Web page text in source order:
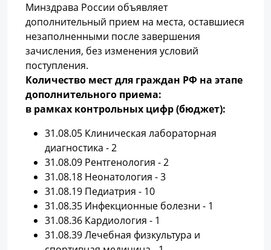
Минздрава России объявляет
дополнительный прием на места, оставшиеся
незаполненными после завершения
зачисления, без изменения условий
поступления.
Количество мест для граждан РФ на этапе
дополнительного приема:
в рамках контрольных цифр (бюджет):
31.08.05 Клиническая лабораторная
диагностика - 2
31.08.09 Рентгенология - 2
31.08.18 Неонатология - 3
31.08.19 Педиатрия - 10
31.08.35 Инфекционные болезни - 1
31.08.36 Кардиология - 1
31.08.39 Лечебная физкультура и